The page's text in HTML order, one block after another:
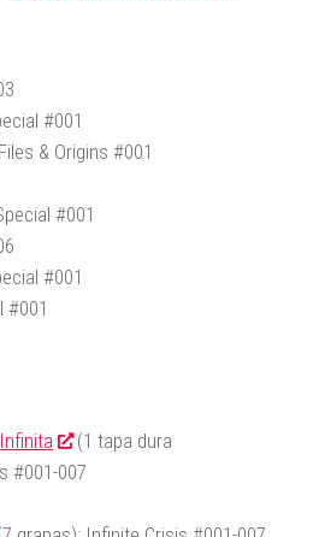
#001
& Origins #001
#001
#001
#001
(1 tapa dura
#001-007